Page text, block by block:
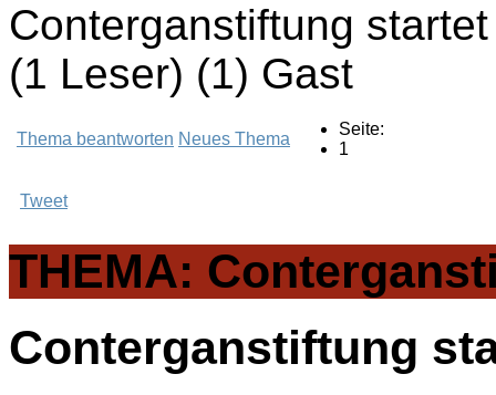
Conterganstiftung
(1 Leser) (1) Gast
Thema beantworten Neues Thema
Seite:
1
Tweet
THEMA:
Conterganstiftung